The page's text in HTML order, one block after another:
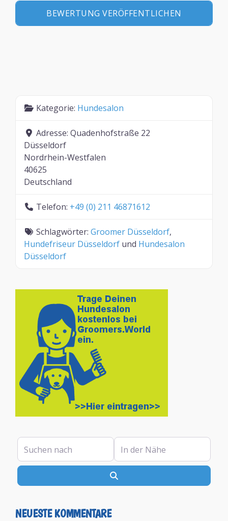
Kategorie: Hundesalon
Adresse: Quadenhofstraße 22
Düsseldorf
Nordrhein-Westfalen
40625
Deutschland
Telefon: +49 (0) 211 46871612
Schlagwörter: Groomer Düsseldorf,
Hundefriseur Düsseldorf und Hundesalon
Düsseldorf
Suchen nach In der Nähe
NEUESTE KOMMENTARE